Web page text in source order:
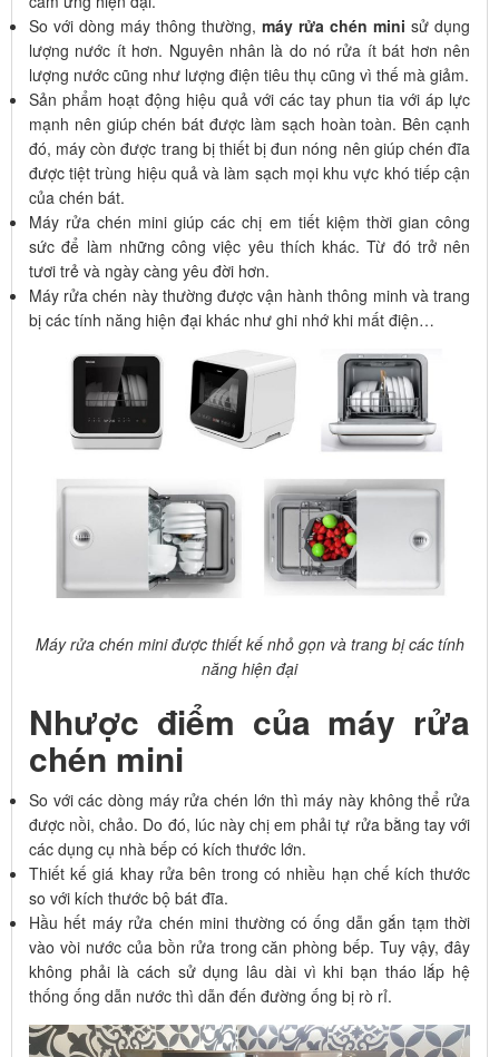
So với dòng máy thông thường, máy rửa chén mini sử dụng
lượng nước ít hơn. Nguyên nhân là do nó rửa ít bát hơn nên
lượng nước cũng như lượng điện tiêu thụ cũng vì thế mà giảm.
Sản phẩm hoạt động hiệu quả với các tay phun tia với áp lực
mạnh nên giúp chén bát được làm sạch hoàn toàn. Bên cạnh
đó, máy còn được trang bị thiết bị đun nóng nên giúp chén đĩa
được tiệt trùng hiệu quả và làm sạch mọi khu vực khó tiếp cận
của chén bát.
Máy rửa chén mini giúp các chị em tiết kiệm thời gian công
sức để làm những công việc yêu thích khác. Từ đó trở nên
tươi trẻ và ngày càng yêu đời hơn.
Máy rửa chén này thường được vận hành thông minh và trang
bị các tính năng hiện đại khác như ghi nhớ khi mất điện…
Máy rửa chén mini được thiết kế nhỏ gọn và trang bị các tính
năng hiện đại
Nhược điểm của máy rửa
chén mini
So với các dòng máy rửa chén lớn thì máy này không thể rửa
được nồi, chảo. Do đó, lúc này chị em phải tự rửa bằng tay với
các dụng cụ nhà bếp có kích thước lớn.
Thiết kế giá khay rửa bên trong có nhiều hạn chế kích thước
so với kích thước bộ bát đĩa.
Hầu hết máy rửa chén mini thường có ống dẫn gắn tạm thời
vào vòi nước của bồn rửa trong căn phòng bếp. Tuy vậy, đây
không phải là cách sử dụng lâu dài vì khi bạn tháo lắp hệ
thống ống dẫn nước thì dẫn đến đường ống bị rò rỉ.